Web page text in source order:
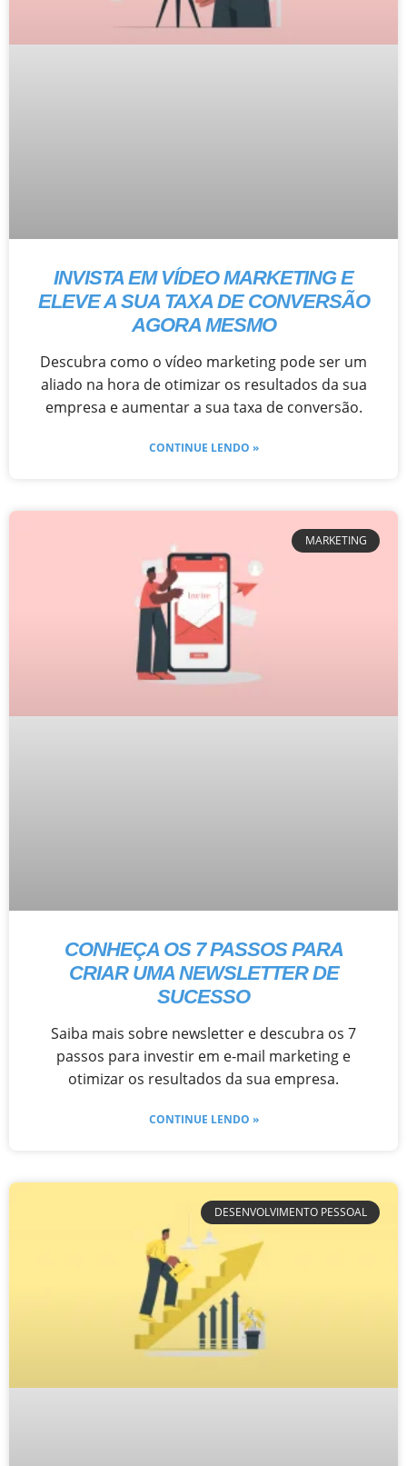
INVISTA EM VÍDEO MARKETING E
ELEVE A SUA TAXA DE CONVERSÃO
AGORA MESMO
Descubra como o vídeo marketing pode ser um
aliado na hora de otimizar os resultados da sua
empresa e aumentar a sua taxa de conversão.
CONTINUE LENDO »
MARKETING
CONHEÇA OS 7 PASSOS PARA
CRIAR UMA NEWSLETTER DE
SUCESSO
Saiba mais sobre newsletter e descubra os 7
passos para investir em e-mail marketing e
otimizar os resultados da sua empresa.
CONTINUE LENDO »
DESENVOLVIMENTO PESSOAL